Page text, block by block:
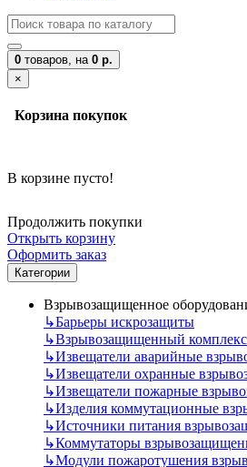
0 товаров, на 0 р.
×
Корзина покупок
В корзине пусто!
Продолжить покупки
Открыть корзину
Оформить заказ
Категории
Взрывозащищенное
↳Барьеры искрозащиты
↳Взрывозащищенный
↳Извещатели аварийные
↳Извещатели охранные
↳Извещатели пожарные
↳Изделия коммутационные
↳Источники питания
↳Коммутаторы
↳Модули пожаротушения